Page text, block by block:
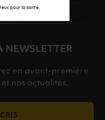
pour la santé.
NEWSLETTER
en avant-première
nos actualités.